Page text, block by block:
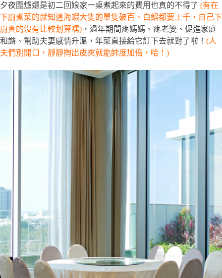
夕夜圍爐還是初二回娘家一桌煮起來的費用也真的不得了 (有在
下廚煮菜的就知道海蝦大隻的單隻破百、白鯧都要上千，自己下
廚真的沒有比較划算嘿) ，過年期間疼媽媽、疼老婆、促進家庭
和諧、幫助夫妻感情升溫，年菜直接給它訂下去就對了啦！ (人
夫們別開口，靜靜掏出皮夾就能帥度加倍，哈！)